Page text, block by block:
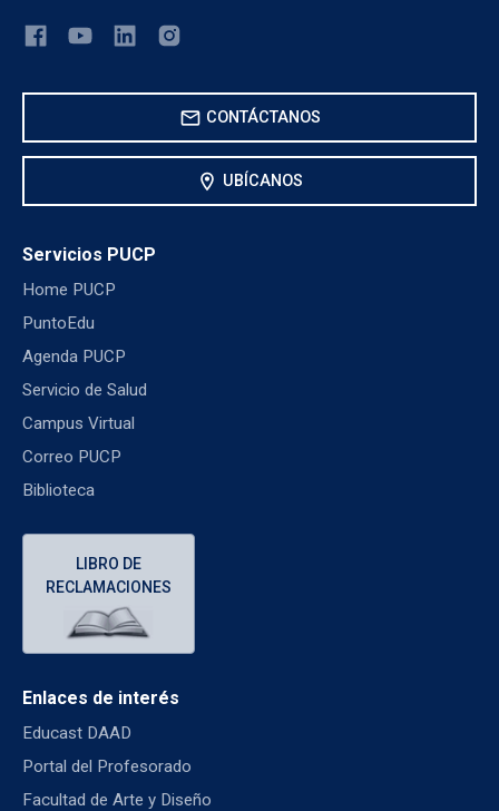
mail CONTÁCTANOS
location_on UBÍCANOS
Servicios PUCP
Home PUCP
PuntoEdu
Agenda PUCP
Servicio de Salud
Campus Virtual
Correo PUCP
Biblioteca
LIBRO DE
RECLAMACIONES
Enlaces de interés
Educast DAAD
Portal del Profesorado
Facultad de Arte y Diseño